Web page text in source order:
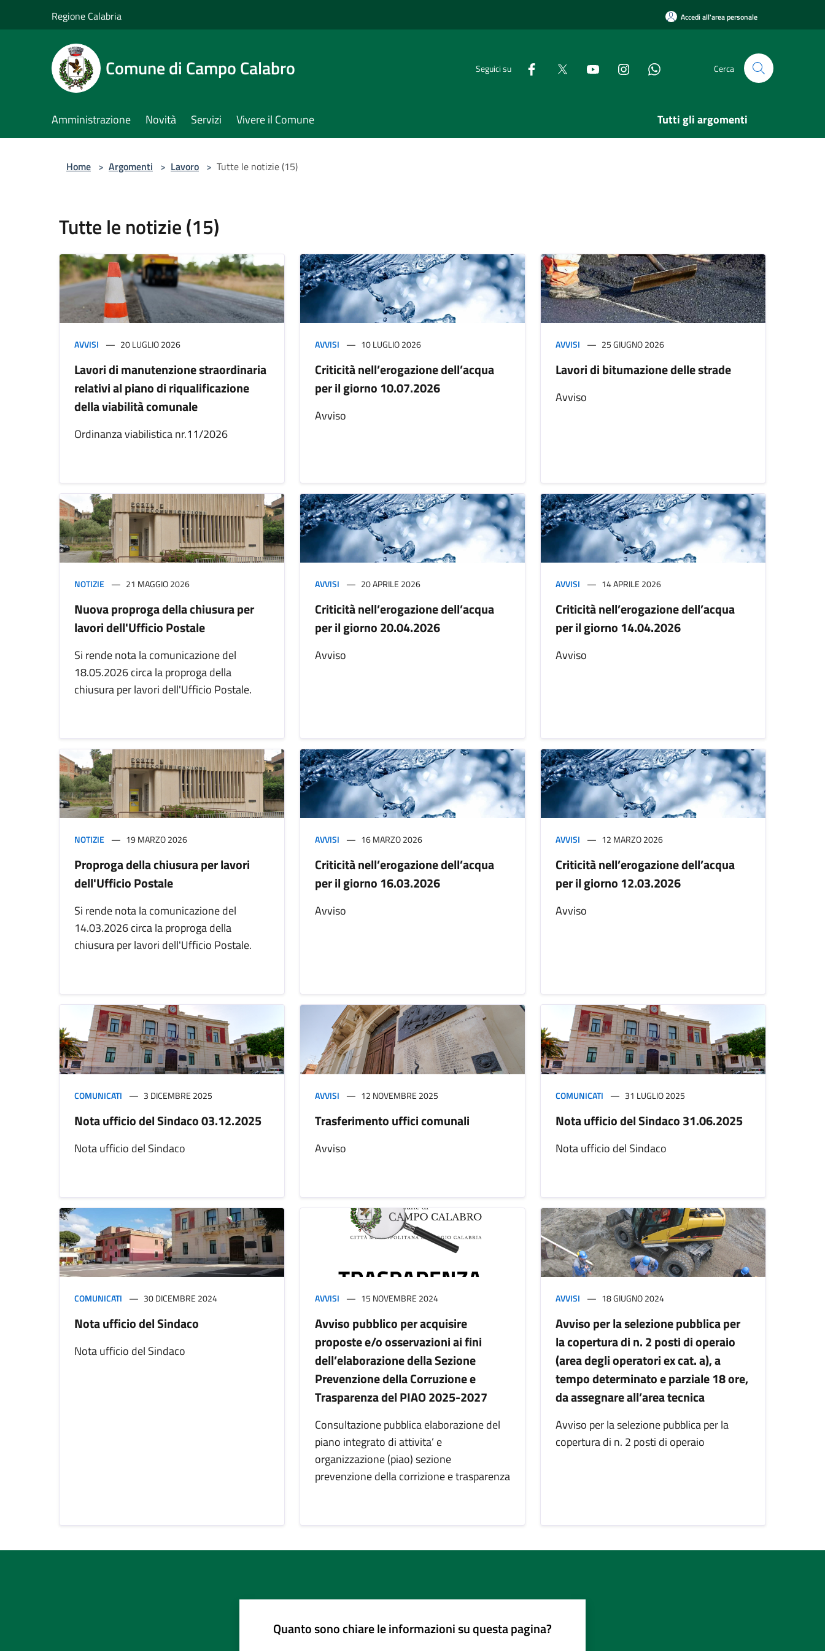
Regione Calabria Accedi all'area personale
Comune di Campo Calabro Seguici su Cerca
Amministrazione Novità Servizi Vivere il Comune Tutti gli argomenti
Home > Argomenti > Lavoro > Tutte le notizie (15)
Tutte le notizie (15)
AVVISI 20 LUGLIO 2026
Lavori di manutenzione straordinaria
relativi al piano di riqualificazione
della viabilità comunale
Ordinanza viabilistica nr.11/2026
AVVISI 10 LUGLIO 2026
Criticità nell’erogazione dell’acqua
per il giorno 10.07.2026
Avviso
AVVISI 25 GIUGNO 2026
Lavori di bitumazione delle strade
Avviso
NOTIZIE 21 MAGGIO 2026
Nuova proproga della chiusura per
lavori dell'Ufficio Postale
Si rende nota la comunicazione del
18.05.2026 circa la proproga della
chiusura per lavori dell'Ufficio Postale.
AVVISI 20 APRILE 2026
Criticità nell’erogazione dell’acqua
per il giorno 20.04.2026
Avviso
AVVISI 14 APRILE 2026
Criticità nell’erogazione dell’acqua
per il giorno 14.04.2026
Avviso
NOTIZIE 19 MARZO 2026
Proproga della chiusura per lavori
dell'Ufficio Postale
Si rende nota la comunicazione del
14.03.2026 circa la proproga della
chiusura per lavori dell'Ufficio Postale.
AVVISI 16 MARZO 2026
Criticità nell’erogazione dell’acqua
per il giorno 16.03.2026
Avviso
AVVISI 12 MARZO 2026
Criticità nell’erogazione dell’acqua
per il giorno 12.03.2026
Avviso
COMUNICATI 3 DICEMBRE 2025
Nota ufficio del Sindaco 03.12.2025
Nota ufficio del Sindaco
AVVISI 12 NOVEMBRE 2025
Trasferimento uffici comunali
Avviso
COMUNICATI 31 LUGLIO 2025
Nota ufficio del Sindaco 31.06.2025
Nota ufficio del Sindaco
COMUNICATI 30 DICEMBRE 2024
Nota ufficio del Sindaco
Nota ufficio del Sindaco
AVVISI 15 NOVEMBRE 2024
Avviso pubblico per acquisire
proposte e/o osservazioni ai fini
dell’elaborazione della Sezione
Prevenzione della Corruzione e
Trasparenza del PIAO 2025-2027
Consultazione pubblica elaborazione del
piano integrato di attivita’ e
organizzazione (piao) sezione
prevenzione della corrizione e trasparenza
AVVISI 18 GIUGNO 2024
Avviso per la selezione pubblica per
la copertura di n. 2 posti di operaio
(area degli operatori ex cat. a), a
tempo determinato e parziale 18 ore,
da assegnare all’area tecnica
Avviso per la selezione pubblica per la
copertura di n. 2 posti di operaio
Quanto sono chiare le informazioni su questa pagina?